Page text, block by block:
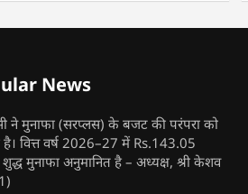
News
ने मुनाफा (सरप्लस) के बजट की परंपरा को
है। वित्त वर्ष 2026–27 में Rs.143.05
मुनाफा अनुमानित है – अध्यक्ष, श्री केशव